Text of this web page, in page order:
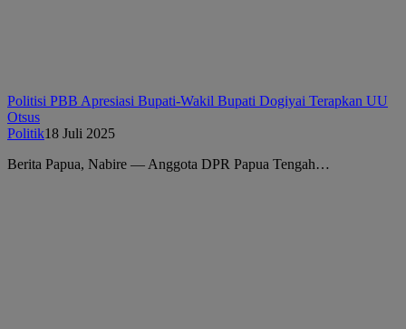
Politisi PBB Apresiasi Bupati-Wakil Bupati Dogiyai Terapkan UU
Otsus
Politik18 Juli 2025
Berita Papua, Nabire — Anggota DPR Papua Tengah…